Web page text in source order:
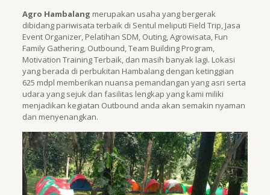
Agro Hambalang merupakan usaha yang bergerak
dibidang pariwisata terbaik di Sentul meliputi Field Trip, Jasa
Event Organizer, Pelatihan SDM, Outing, Agrowisata, Fun
Family Gathering, Outbound, Team Building Program,
Motivation Training Terbaik, dan masih banyak lagi. Lokasi
yang berada di perbukitan Hambalang dengan ketinggian
625 mdpl memberikan nuansa pemandangan yang asri serta
udara yang sejuk dan fasilitas lengkap yang kami miliki
menjadikan kegiatan Outbound anda akan semakin nyaman
dan menyenangkan.